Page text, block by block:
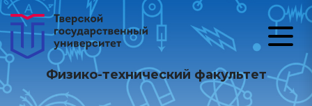
Физико-технический факультет